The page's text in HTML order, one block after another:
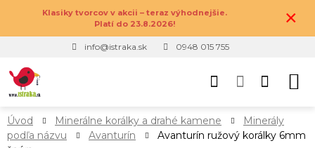
Klasiky tvorcov v akcii – teraz výhodnejšie.
Platí do 23.8.2026!
×
info@istraka.sk 0948 015 755
Úvod Minerálne korálky a drahé kamene
Minerály
podľa názvu
Avanturín
Avanturín ružový korálky 6mm